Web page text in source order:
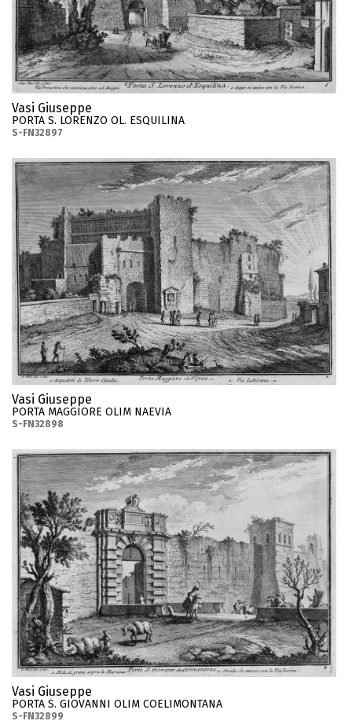
Vasi Giuseppe
PORTA S. LORENZO OL. ESQUILINA
S-FN32897
Vasi Giuseppe
PORTA MAGGIORE OLIM NAEVIA
S-FN32898
Vasi Giuseppe
PORTA S. GIOVANNI OLIM COELIMONTANA
S-FN32899